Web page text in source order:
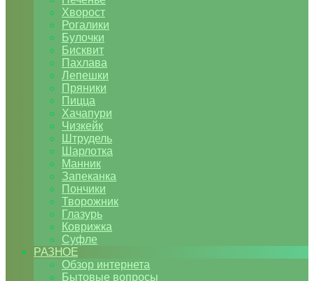
Хворост
Рогалики
Булочки
Бисквит
Пахлава
Лепешки
Пряники
Пицца
Хачапури
Чизкейк
Штрудель
Шарлотка
Манник
Запеканка
Пончики
Творожник
Глазурь
Коврижка
Суфле
РАЗНОЕ
Обзор интернета
Бытовые вопросы